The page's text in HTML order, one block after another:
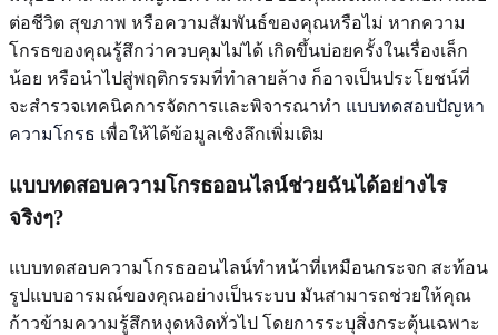
ต่อชีวิต สุขภาพ หรือความสัมพันธ์ของคุณหรือไม่ หากความ
โกรธของคุณรู้สึกว่าควบคุมไม่ได้ เกิดขึ้นบ่อยครั้งในเรื่องเล็ก
น้อย หรือนำไปสู่พฤติกรรมที่ทำลายล้าง ก็อาจเป็นประโยชน์ที่
จะสำรวจเทคนิคการจัดการและพิจารณาทำ แบบทดสอบปัญหา
ความโกรธ เพื่อให้ได้ข้อมูลเชิงลึกเพิ่มเติม
แบบทดสอบความโกรธออนไลน์ช่วยฉันได้อย่างไร
จริงๆ?
แบบทดสอบความโกรธออนไลน์ทำหน้าที่เหมือนกระจก สะท้อน
รูปแบบอารมณ์ของคุณอย่างเป็นระบบ มันสามารถช่วยให้คุณ
ก้าวข้ามความรู้สึกหงุดหงิดทั่วไป โดยการระบุสิ่งกระตุ้นเฉพาะ